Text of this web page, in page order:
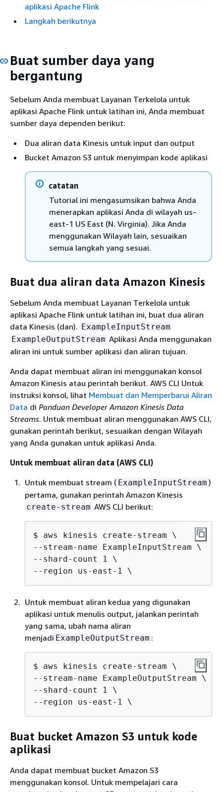
aplikasi Apache Flink
Langkah berikutnya
Buat sumber daya yang
bergantung
Sebelum Anda membuat Layanan Terkelola untuk
aplikasi Apache Flink untuk latihan ini, Anda membuat
sumber daya dependen berikut:
Dua aliran data Kinesis untuk input dan output
Bucket Amazon S3 untuk menyimpan kode aplikasi
catatan
Tutorial ini mengasumsikan bahwa Anda
menerapkan aplikasi Anda di wilayah us-
east-1 US East (N. Virginia). Jika Anda
menggunakan Wilayah lain, sesuaikan
semua langkah yang sesuai.
Buat dua aliran data Amazon Kinesis
Sebelum Anda membuat Layanan Terkelola untuk
aplikasi Apache Flink untuk latihan ini, buat dua aliran
data Kinesis (dan). ExampleInputStream
ExampleOutputStream Aplikasi Anda menggunakan
aliran ini untuk sumber aplikasi dan aliran tujuan.
Anda dapat membuat aliran ini menggunakan konsol
Amazon Kinesis atau perintah berikut. AWS CLI Untuk
instruksi konsol, lihat Membuat dan Memperbarui Aliran
Data di Panduan Developer Amazon Kinesis Data
Streams. Untuk membuat aliran menggunakan AWS CLI,
gunakan perintah berikut, sesuaikan dengan Wilayah
yang Anda gunakan untuk aplikasi Anda.
Untuk membuat aliran data (AWS CLI)
Untuk membuat stream ( ExampleInputStream )
pertama, gunakan perintah Amazon Kinesis
create-stream AWS CLI berikut:
$ aws kinesis create-stream \
--stream-name ExampleInputStream \
--shard-count 1 \
--region us-east-1 \
Untuk membuat aliran kedua yang digunakan
aplikasi untuk menulis output, jalankan perintah
yang sama, ubah nama aliran
menjadi ExampleOutputStream :
$ aws kinesis create-stream \
--stream-name ExampleOutputStream \
--shard-count 1 \
--region us-east-1 \
Buat bucket Amazon S3 untuk kode
aplikasi
Anda dapat membuat bucket Amazon S3
menggunakan konsol. Untuk mempelajari cara